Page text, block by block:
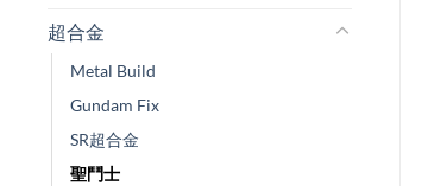
超合金
Metal Build
Gundam Fix
SR超合金
聖鬥士